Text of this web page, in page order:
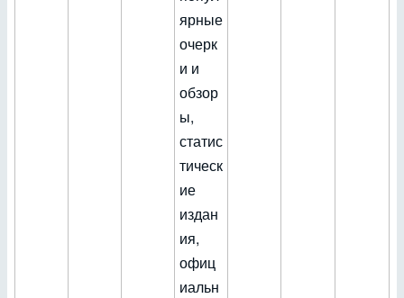
ярные
очерк
и и
обзор
ы,
статис
тическ
ие
издан
ия,
офиц
иальн